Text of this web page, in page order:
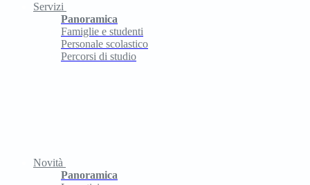
Servizi
Panoramica
Famiglie e studenti
Personale scolastico
Percorsi di studio
Novità
Panoramica